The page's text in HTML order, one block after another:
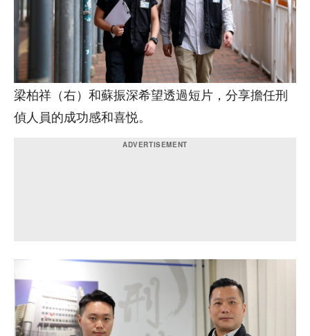
梁柏祥（右）和蘇振深希望透過短片，分享擔任刑
偵人員的成功感和喜悦。